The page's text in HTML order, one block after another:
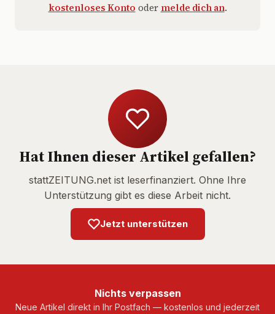
kostenloses Konto oder melde dich an.
Hat Ihnen dieser Artikel gefallen?
stattZEITUNG.net ist leserfinanziert. Ohne Ihre
Unterstützung gibt es diese Arbeit nicht.
Jetzt unterstützen
Nichts verpassen
Neue Artikel direkt in Ihr Postfach — kostenlos und jederzeit